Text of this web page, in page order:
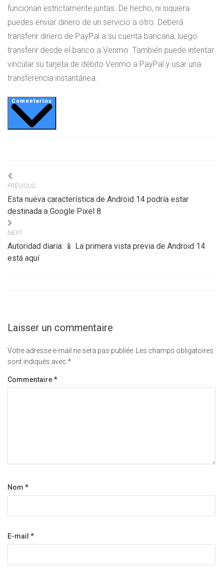
funcionan estrictamente juntas. De hecho, ni siquiera
puedes enviar dinero de un servicio a otro. Deberá
transferir dinero de PayPal a su cuenta bancaria, luego
transferir desde el banco a Venmo. También puede intentar
vincular su tarjeta de débito Venmo a PayPal y usar una
transferencia instantánea.
Comentarios
Navigation
de
l’article
PREVIOUS
Esta nueva característica de Android 14 podría estar
destinada a Google Pixel 8
NEXT
Autoridad diaria: 📱 La primera vista previa de Android 14
está aquí
Laisser un commentaire
Votre adresse e-mail ne sera pas publiée.
Les champs obligatoires
sont indiqués avec *
Commentaire*
Nom *
E-mail *